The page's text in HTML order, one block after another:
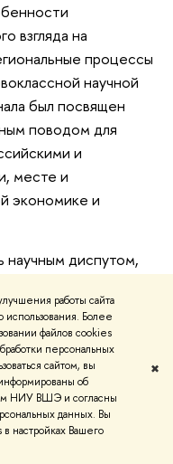
работы сайта
Более
файлов cookies
персональных
сайтом, вы
об
НИУ ВШЭ и согласны
данных. Вы
настройках Вашего
✖
взгляда на
процессы
научной
был посвящен
поводом для
и
месте и
экономике и
научным диспутом,
ждали с первого
вопрос,
Ф.А. Лукьянова, и
в большом
узнать,
все самое
за свою почти